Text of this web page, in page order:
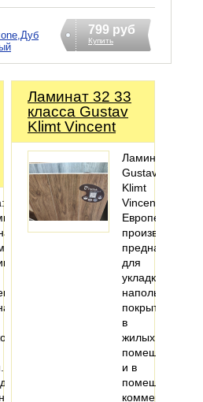
799 руб
Купить
Ламинат 32 33
класса Gustav
Klimt Vincent
Ламинат
Gustav
Klimt
Vincent
Европейского
производства
предназначен
для
укладки
напольного
покрытия
в
жилых
помещениях
и в
помещениях
коммерческого